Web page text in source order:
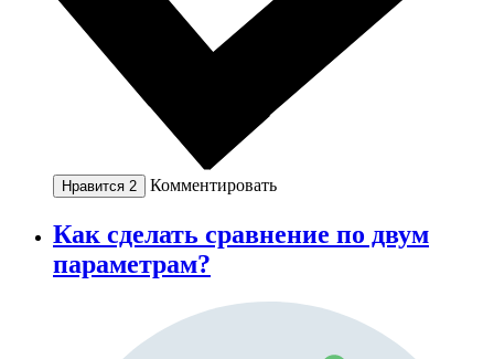
Нравится 2 Комментировать
Как сделать сравнение по двум
параметрам?